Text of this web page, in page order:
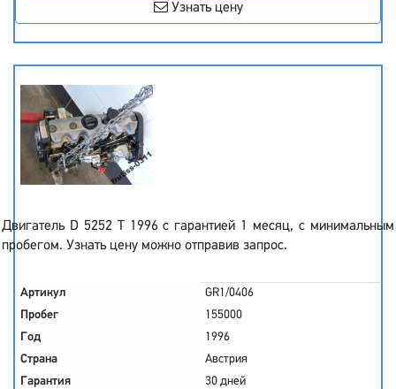
Узнать цену
Двигатель D 5252 T 1996 с гарантией 1 месяц, с минимальным
пробегом. Узнать цену можно отправив запрос.
Артикул
GR1/0406
Пробег
155000
Год
1996
Страна
Австрия
Гарантия
30 дней